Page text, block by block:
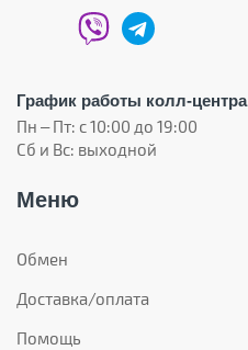
График работы колл-центра
Пн – Пт: с 10:00 до 19:00
Сб и Вс: выходной
Меню
Обмен
Доставка/оплата
Помощь